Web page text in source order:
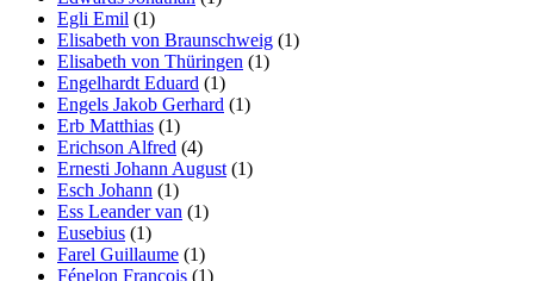
Egli Emil (1)
Elisabeth von Braunschweig (1)
Elisabeth von Thüringen (1)
Engelhardt Eduard (1)
Engels Jakob Gerhard (1)
Erb Matthias (1)
Erichson Alfred (4)
Ernesti Johann August (1)
Esch Johann (1)
Ess Leander van (1)
Eusebius (1)
Farel Guillaume (1)
Fénelon Francois (1)